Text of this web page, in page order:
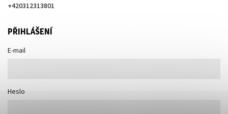
+420312313801
PŘIHLÁŠENÍ
E-mail
Heslo